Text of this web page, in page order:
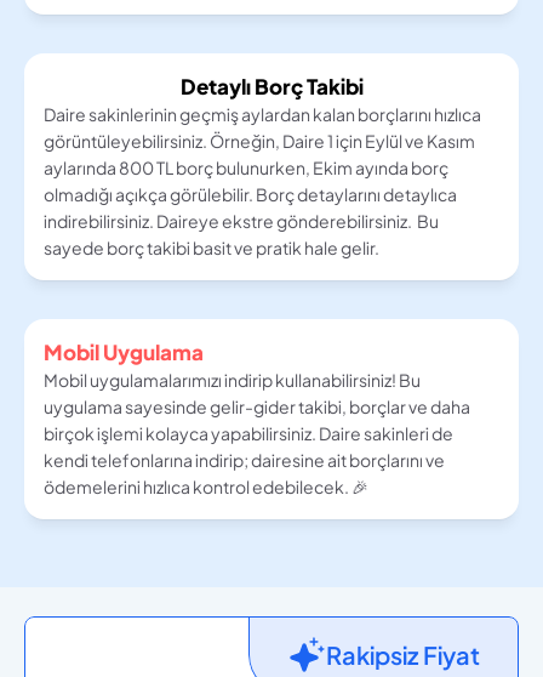
Detaylı Borç Takibi
Daire sakinlerinin geçmiş aylardan kalan borçlarını hızlıca
görüntüleyebilirsiniz. Örneğin, Daire 1 için Eylül ve Kasım
aylarında 800 TL borç bulunurken, Ekim ayında borç
olmadığı açıkça görülebilir. Borç detaylarını detaylıca
indirebilirsiniz. Daireye ekstre gönderebilirsiniz.  Bu
sayede borç takibi basit ve pratik hale gelir.
Mobil Uygulama
Mobil uygulamalarımızı indirip kullanabilirsiniz! Bu
uygulama sayesinde gelir-gider takibi, borçlar ve daha
birçok işlemi kolayca yapabilirsiniz. Daire sakinleri de
kendi telefonlarına indirip; dairesine ait borçlarını ve
ödemelerini hızlıca kontrol edebilecek. 🎉
Rakipsiz Fiyat